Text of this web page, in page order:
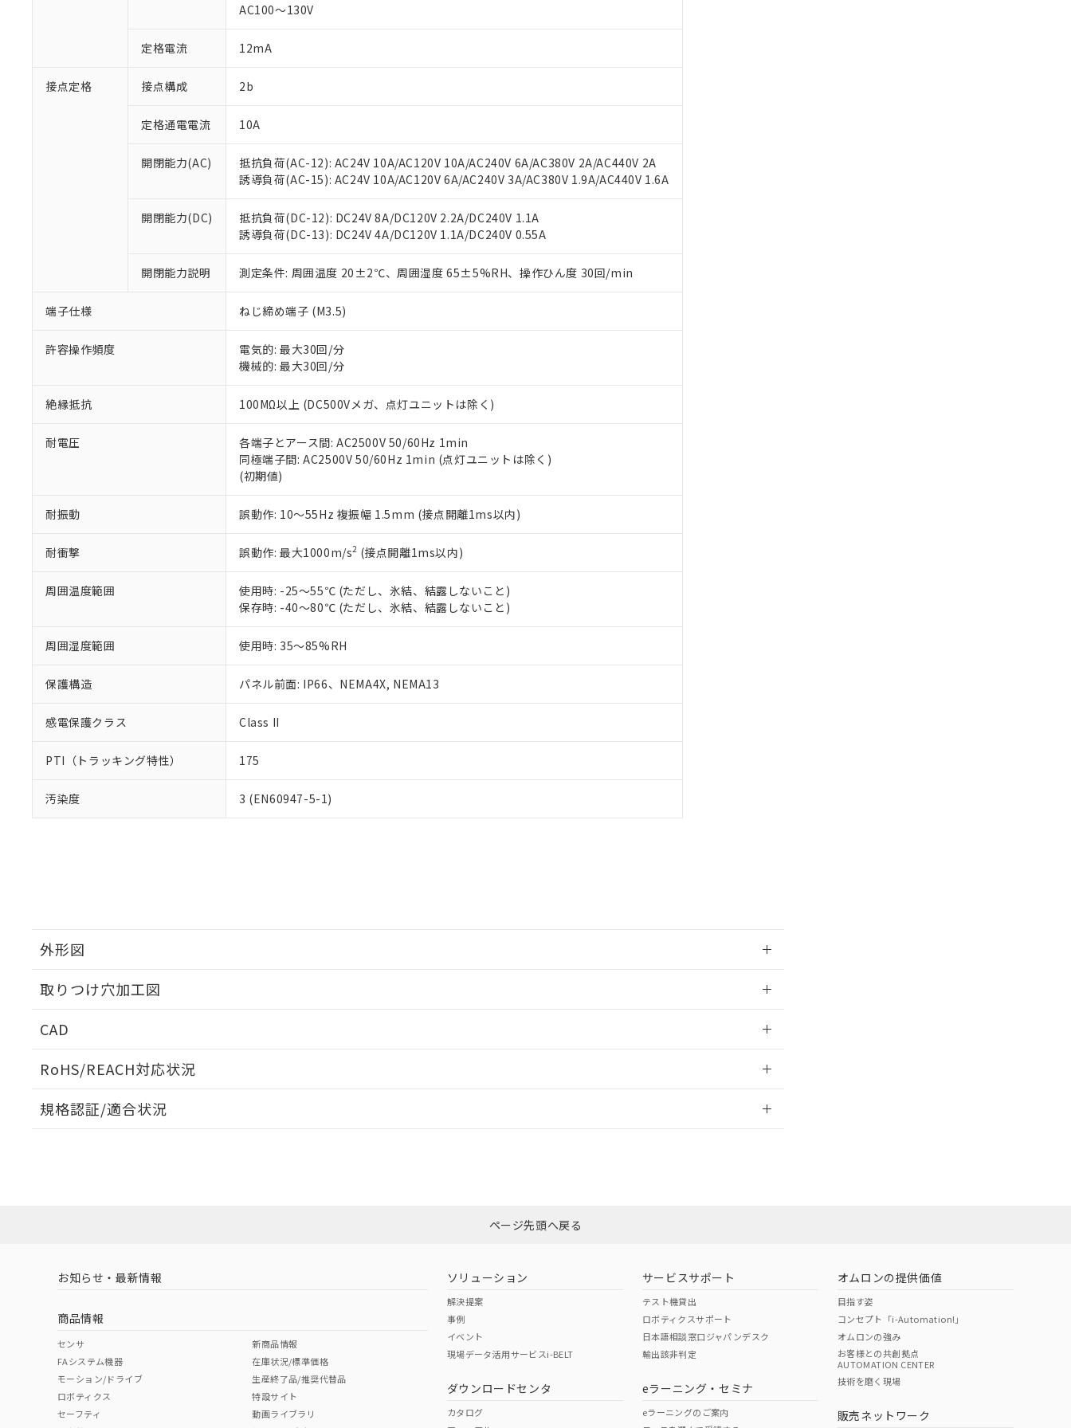
AC100～130V
定格電流 12mA
接点定格 接点構成 2b
定格通電電流 10A
開閉能力(AC)
抵抗負荷(AC-12): AC24V 10A/AC120V 10A/AC240V 6A/AC380V 2A/AC440V 2A
誘導負荷(AC-15): AC24V 10A/AC120V 6A/AC240V 3A/AC380V 1.9A/AC440V 1.6A
開閉能力(DC)
抵抗負荷(DC-12): DC24V 8A/DC120V 2.2A/DC240V 1.1A
誘導負荷(DC-13): DC24V 4A/DC120V 1.1A/DC240V 0.55A
開閉能力説明 測定条件: 周囲温度 20±2℃、周囲湿度 65±5%RH、操作ひん度 30回/min
端子仕様 ねじ締め端子 (M3.5)
許容操作頻度
電気的: 最大30回/分
機械的: 最大30回/分
絶縁抵抗 100MΩ以上 (DC500Vメガ、点灯ユニットは除く)
耐電圧
各端子とアース間: AC2500V 50/60Hz 1min
同極端子間: AC2500V 50/60Hz 1min (点灯ユニットは除く)
(初期値)
耐振動 誤動作: 10～55Hz 複振幅 1.5mm (接点開離1ms以内)
耐衝撃 誤動作: 最大1000m/s2 (接点開離1ms以内)
周囲温度範囲
使用時: -25～55℃ (ただし、氷結、結露しないこと)
保存時: -40～80℃ (ただし、氷結、結露しないこと)
周囲湿度範囲 使用時: 35～85%RH
保護構造 パネル前面: IP66、NEMA4X, NEMA13
感電保護クラス Class II
PTI（トラッキング特性） 175
汚染度 3 (EN60947-5-1)
外形図
取りつけ穴加工図
CAD
RoHS/REACH対応状況
EU RoHS 注意事項・凡例
ダウンロードはこちら
中国 RoHS 注意事項・凡例
中国 RoHS表
Pb Hg Cr(VI)
規格認証/適合状況
（イギリス
（ノルウェー
（日本
（アメリカ
この製品の規格認証/適合状況ページへ
その他の認証はこちらのページからご検索ください
以下の条件をお読みいただき、同意のうえご利用ください。
正式な納期状況および標準価格はお客様のお取引先、またはお客様担当のオムロン制御機器販売店・
当社販売員にご相談ください。
オムロン制御機器販売店や当社販売拠点は「販売ネットワーク
」をご確認ください。
在庫状況および標準価格結果を当社の事前の承諾なく第三者に漏洩または開示しないようお願いしま
す。
マイパーツ機能（部品リスト作成サービス）をご利用いただくには、I-Webメンバーズにご登録され
ている必要があります。
が、当社の製品・サービスに関するお客様との取引・商談に必要な範囲で利用することをご了承くだ
さい。
※当社の共同利用者とは、
いる法人を指します。
があります。
*EU RoHS指令（10物質）：
六価クロム(Cr(Ⅵ)) 1000ppm以下、ポリ臭化ビフェニル類(PBB) 1000ppm以下、ポリ臭化ジフェニルエーテル類(PBDE) 1000ppm以下、
但し、RoHS指令で産業用監視および制御機器に対する適用除外項目は除く。
フタル酸エステル類の４物質については閾値を超える意図的な使用がないことを確認しています。
※2 対応予定月
部品在庫の切り替え状況などにより、予定月が前後することがあります。
※3 非含有証明書ダウンロード
EU RoHS指令（10物質）の非含有証明書
51物質の非含有証明書（当社基準）
※本証明書は発行日時点で非含有を証明するもので、過去に遡って非含有を証明するものではありません。
また、RoHS指令のフタル酸エステル類４物質の対応では、対応完了までの期間は出荷製品に未対応品が
混在することから備考欄に対応日を記載しておりました。
既に当社にて対応品への在庫切替を完了していることから、特段のことがない限り、2022年1月12日よ
「×」：最大均質材料含有率が中国RoHSの基準値を超えていることを示します。
「－」：未確認です。当社販売部門へお問い合わせください。
Pb(鉛) :1000ppm、 Hg(水銀) : 1000ppm、 Cd(カドミウム) : 100ppm、
DBP(フタル酸ジブチル) : 1000ppm、 DIBP(フタル酸ジイソブチル) : 1000ppm、 BBP(フタル酸ブチルベンジル) : 1000ppm、
※2 環境保護使用期限
「ｅ」：有害物質（10物質）のすべてが基準値以下であることを示します。
「10」：通常の使用状況下において有害物質が外部に漏えいし、環境に深刻な影響を及ぼさない年数を意
味します。
「－」：未確認です。当社販売部門へお問い合わせください。
う）を輸出または国外への提供する場合は、日本国政府の輸出許可(または役務取引許可)を取得する
置等に一切使用いたしません。
当社は、貴社製品を第三者に販売する場合は、上記1、2および3の内容を当該第三者に通知します。
また当社は、販売先および販売に係わる関係者が違法に輸出するおそれがある場合は、取り引きをい
たしません。
記
説明
△ 一定数には満たないが在庫あり
－
在庫なし(最新の在庫状況については、お客様のお取引先、またはお客様担当のオムロン制御
機器販売店・当社販売員にご確認ください)
空
白
受注生産機種、また在庫状況の情報を公開していない機種
ページ先頭へ戻る
お知らせ・最新情報
商品情報
センサ
FAシステム機器
モーション/ドライブ
ロボティクス
セーフティ
新商品情報
在庫状況/標準価格
生産終了品/推奨代替品
特設サイト
動画ライブラリ
ソリューション
解決提案
事例
イベント
現場データ活用サービスi-BELT
ダウンロードセンタ
カタログ
サービスサポート
テスト機貸出
ロボティクスサポート
日本語相談窓口ジャパンデスク
輸出該非判定
eラーニング・セミナ
eラーニングのご案内
オムロンの提供価値
目指す姿
コンセプト「i-Automation!」
オムロンの強み
お客様との共創拠点
AUTOMATION CENTER
技術を磨く現場
販売ネットワーク